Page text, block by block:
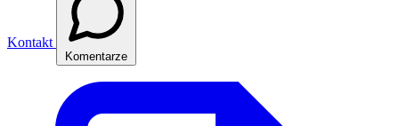
Kontakt
Komentarze